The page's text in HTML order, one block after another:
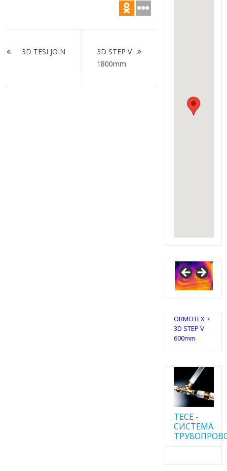
по3D TESI JOIN
3D STEP V
1800mm
ORMOTEX>
3D STEP V
600mm
TECE -
CИСТЕМА